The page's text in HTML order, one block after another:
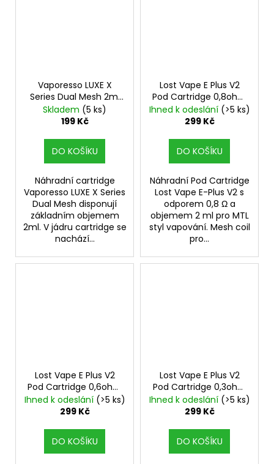
Vaporesso LUXE X
Series Dual Mesh 2ml
náhradní cartridge 2ks
odpor 0,4ohm
Skladem (5 ks)
199 Kč
DO KOŠÍKU
Náhradní cartridge
Vaporesso LUXE X Series
Dual Mesh disponují
základním objemem
2ml. V jádru cartridge se
nachází...
Lost Vape E Plus V2
Pod Cartridge 0,8ohm
2ml 3ks
Ihned k odeslání (>5 ks)
299 Kč
DO KOŠÍKU
Náhradní Pod Cartridge
Lost Vape E-Plus V2 s
odporem 0,8 Ω a
objemem 2 ml pro MTL
styl vapování. Mesh coil
pro...
Lost Vape E Plus V2
Pod Cartridge 0,6ohm
2ml 3ks
Ihned k odeslání (>5 ks)
299 Kč
DO KOŠÍKU
Lost Vape E Plus V2
Pod Cartridge 0,3ohm
2ml 3ks
Ihned k odeslání (>5 ks)
299 Kč
DO KOŠÍKU